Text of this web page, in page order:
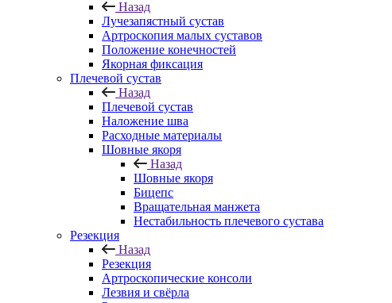
Назад
Лучезапястный сустав
Артроскопия малых суставов
Положение конечностей
Якорная фиксация
Плечевой сустав
Назад
Плечевой сустав
Наложение шва
Расходные материалы
Шовные якоря
Назад
Шовные якоря
Бицепс
Вращательная манжета
Нестабильность плечевого сустава
Резекция
Назад
Резекция
Артроскопические консоли
Лезвия и свёрла